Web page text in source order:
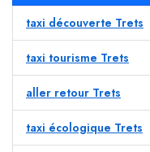
taxi découverte Trets
taxi tourisme Trets
aller retour Trets
taxi écologique Trets